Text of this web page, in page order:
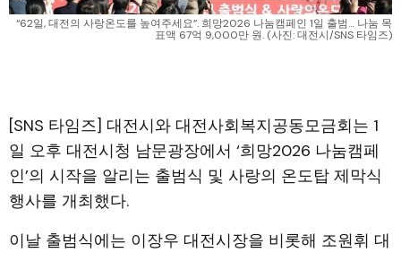
“62일, 대전의 사랑온도를 높여주세요”. 희망2026 나눔캠페인 1일 출범… 나눔 목
표액 67억 9,000만 원. (사진: 대전시/SNS 타임즈)
[SNS 타임즈] 대전시와 대전사회복지공동모금회는 1
일 오후 대전시청 남문광장에서 ‘희망2026 나눔캠페
인’의 시작을 알리는 출범식 및 사랑의 온도탑 제막식
행사를 개최했다.
이날 출범식에는 이장우 대전시장을 비롯해 조원휘 대